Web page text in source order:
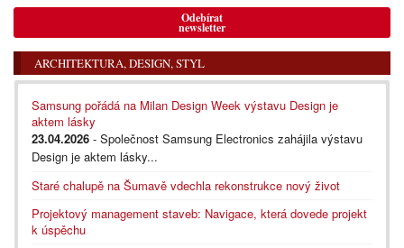
Odebírat
newsletter
ARCHITEKTURA, DESIGN, STYL
Samsung pořádá na Milan Design Week výstavu Design je
aktem lásky
23.04.2026 - Společnost Samsung Electronics zahájila výstavu
Design je aktem lásky...
Staré chalupě na Šumavě vdechla rekonstrukce nový život
Projektový management staveb: Navigace, která dovede projekt
k úspěchu